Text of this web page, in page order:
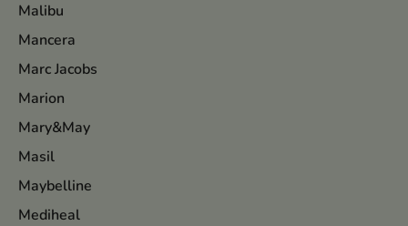
Malibu
Mancera
Marc Jacobs
Marion
Mary&May
Masil
Maybelline
Mediheal